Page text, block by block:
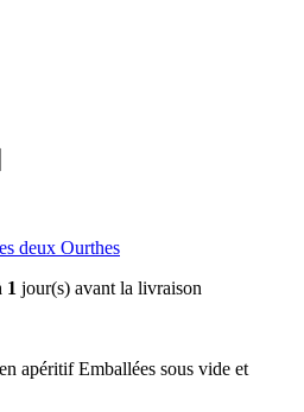
deux Ourthes
1 jour(s) avant la livraison
apéritif Emballées sous vide et